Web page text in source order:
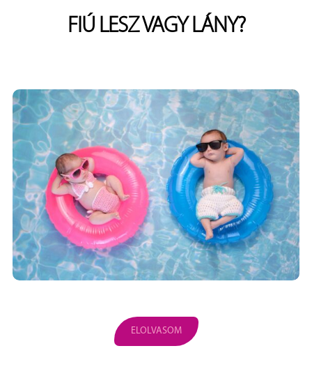
FIÚ LESZ VAGY LÁNY?
ELOLVASOM